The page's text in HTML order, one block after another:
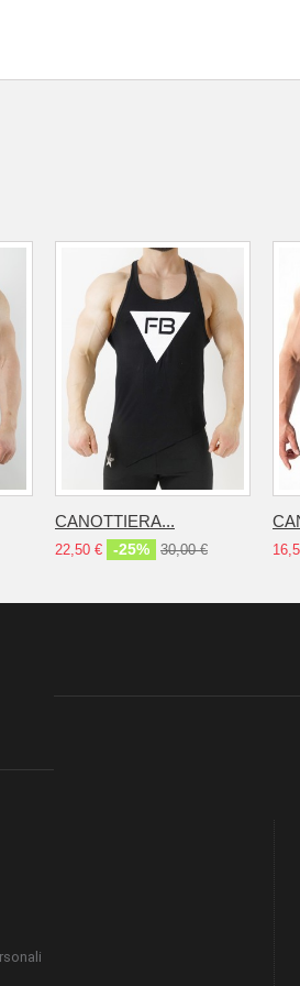
CANOTTIERA...
22,50 € -25% 30,00 €